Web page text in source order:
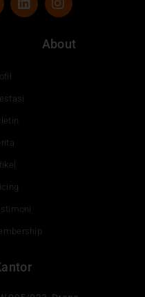
i
n
n
t
a
About